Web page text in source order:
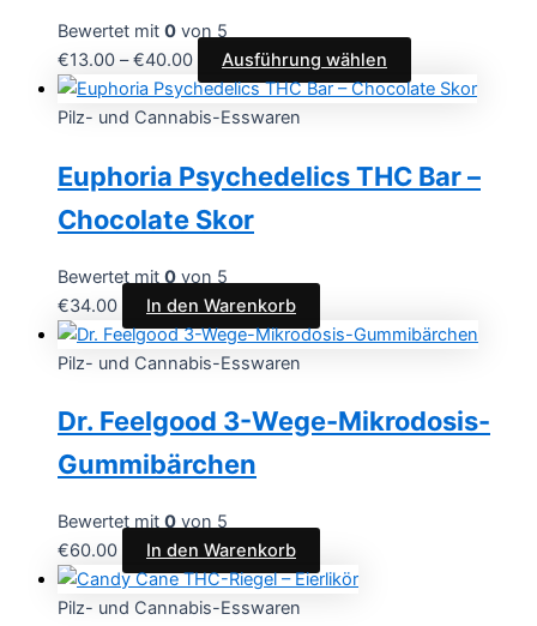
Bewertet mit 0 von 5
€13.00 –€40.00 Ausführung wählen
Pilz- und Cannabis-Esswaren
Euphoria Psychedelics THC Bar –
Chocolate Skor
Bewertet mit 0 von 5
€34.00 In den Warenkorb
Pilz- und Cannabis-Esswaren
Dr. Feelgood 3-Wege-Mikrodosis-
Gummibärchen
Bewertet mit 0 von 5
€60.00 In den Warenkorb
Pilz- und Cannabis-Esswaren